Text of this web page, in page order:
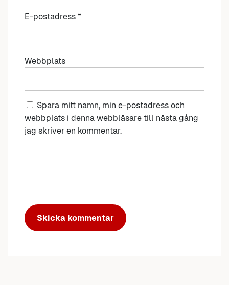
E-postadress *
Webbplats
Spara mitt namn, min e-postadress och
webbplats i denna webbläsare till nästa gång
jag skriver en kommentar.